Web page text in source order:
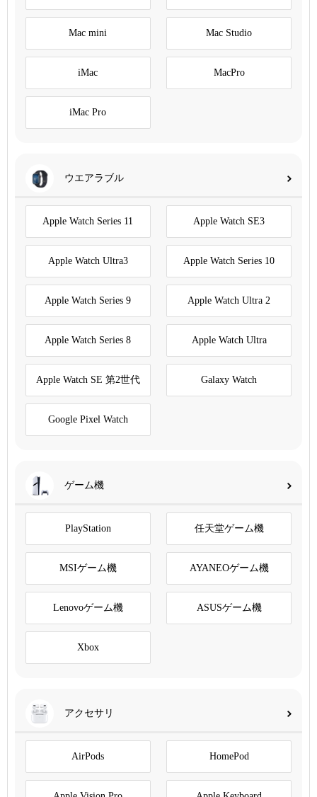
Mac mini Mac Studio
iMac MacPro
iMac Pro
ウエアラブル
Apple Watch Series 11 Apple Watch SE3
Apple Watch Ultra3 Apple Watch Series 10
Apple Watch Series 9 Apple Watch Ultra 2
Apple Watch Series 8 Apple Watch Ultra
Apple Watch SE 第2世代 Galaxy Watch
Google Pixel Watch
ゲーム機
PlayStation 任天堂ゲーム機
MSIゲーム機 AYANEOゲーム機
Lenovoゲーム機 ASUSゲーム機
Xbox
アクセサリ
AirPods HomePod